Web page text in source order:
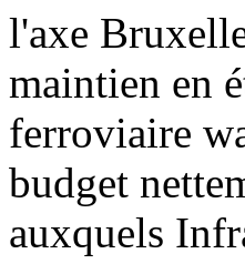
l'axe
maintien en
ferroviaire
budget
auxquels